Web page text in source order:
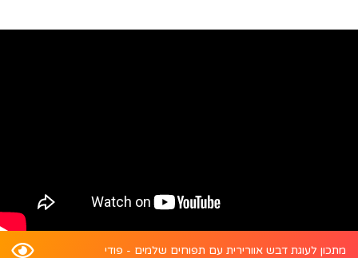
מתכון לעוגת דבש אוורירית עם תפוחים שלמים - פודי